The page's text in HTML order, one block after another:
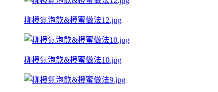
柳橙氣泡飲&橙蜜做法12.jpg
柳橙氣泡飲&橙蜜做法10.jpg